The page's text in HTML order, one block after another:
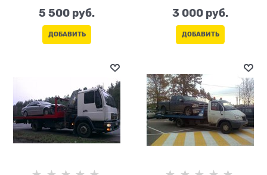
5 500 руб.
ДОБАВИТЬ
3 000 руб.
ДОБАВИТЬ